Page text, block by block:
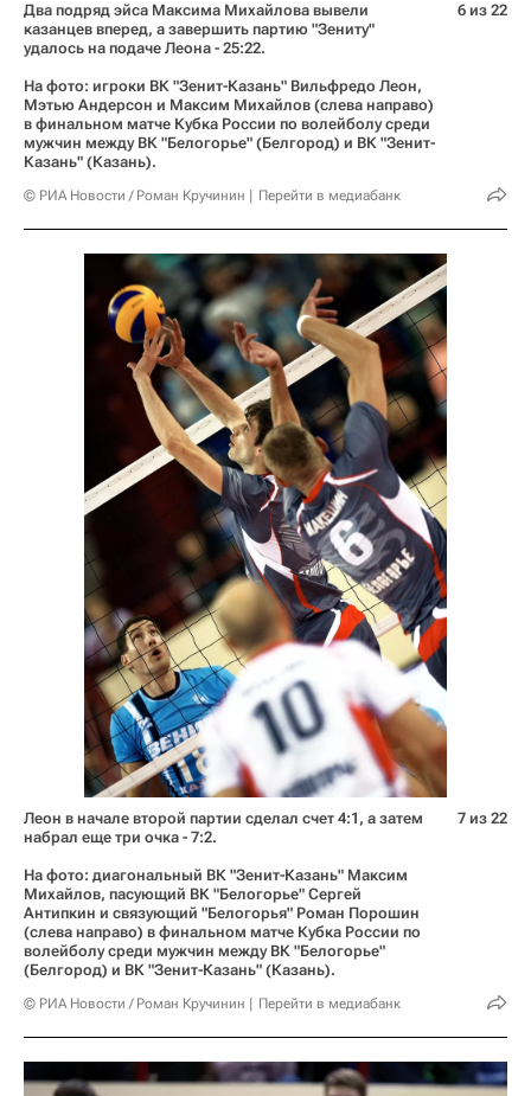
Два подряд эйса Максима Михайлова вывели
казанцев вперед, а завершить партию "Зениту"
удалось на подаче Леона - 25:22.
На фото: игроки ВК "Зенит-Казань" Вильфредо Леон,
Мэтью Андерсон и Максим Михайлов (слева направо)
в финальном матче Кубка России по волейболу среди
мужчин между ВК "Белогорье" (Белгород) и ВК "Зенит-
Казань" (Казань).
© РИА Новости / Роман Кручинин Перейти в медиабанк
6 из 22
Леон в начале второй партии сделал счет 4:1, а затем
набрал еще три очка - 7:2.
На фото: диагональный ВК "Зенит-Казань" Максим
Михайлов, пасующий ВК "Белогорье" Сергей
Антипкин и связующий "Белогорья" Роман Порошин
(слева направо) в финальном матче Кубка России по
волейболу среди мужчин между ВК "Белогорье"
(Белгород) и ВК "Зенит-Казань" (Казань).
© РИА Новости / Роман Кручинин Перейти в медиабанк
7 из 22